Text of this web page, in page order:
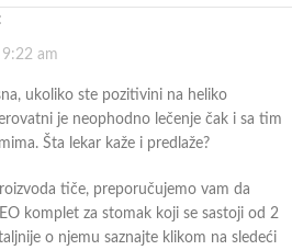
am
ukoliko ste pozitivini na heliko
je neophodno lečenje čak i sa tim
Šta lekar kaže i predlaže?
tiče, preporučujemo vam da
komplet za stomak koji se sastoji od 2
o njemu saznajte klikom na sledeći